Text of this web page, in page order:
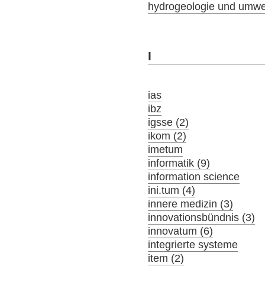
hydrogeologie und
I
ias
ibz
igsse (2)
ikom (2)
imetum
informatik (9)
information science
ini.tum (4)
innere medizin (3)
innovationsbündnis (3)
innovatum (6)
integrierte systeme
item (2)